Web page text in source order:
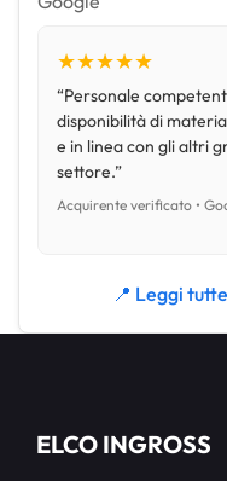
★★★★★
“Personale
disponibilità di
e in linea con gli altri
settore.”
Acquirente verificato •
📍 Leggi
ELCO INGROSS